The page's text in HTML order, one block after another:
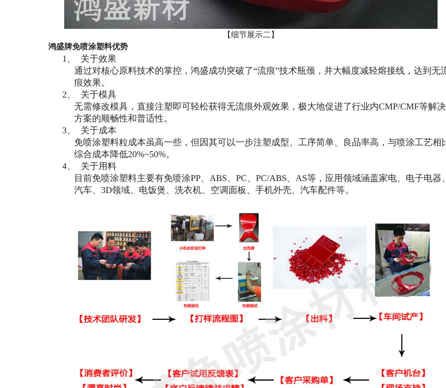
【细节展示二】
鸿盛牌免喷涂塑料优势
1、 关于效果
通过对核心原料技术的掌控，鸿盛成功突破了“流痕”技术瓶颈，并大幅度减轻熔接线，达到无
痕效果。
2、 关于模具
无需修改模具，直接注塑即可轻松获得无流痕外观效果，极大地促进了行业内CMP/CMF等解决
方案的顺畅性和普适性。
3、 关于成本
免喷涂塑料粒成本虽高一些，但因其可以一步注塑成型、工序简单、良品率高，与喷涂工艺相
综合成本降低20%~50%。
4、 关于用料
目前免喷涂塑料主要有免喷涂PP、 ABS、 PC、 PC/ABS、 AS等，应用领域涵盖家电、电子电器
汽车、 3D领域、电饭煲、洗衣机、空调面板、手机外壳、汽车配件等。